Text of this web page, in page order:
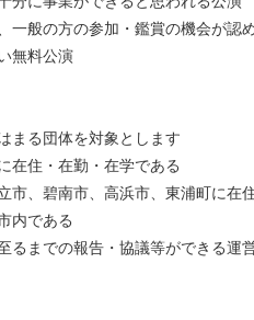
一般の方の参加・鑑賞の機会が認
無料公演
まる団体を対象とします
在住・在勤・在学である
市、碧南市、高浜市、東浦町に在
内である
までの報告・協議等ができる運